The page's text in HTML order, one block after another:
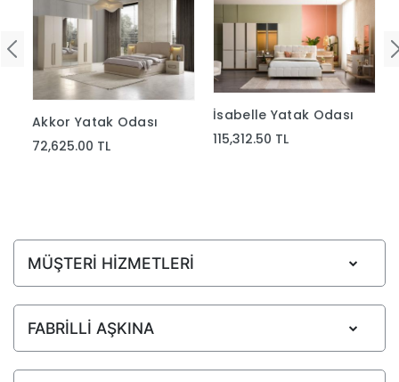
Akkor Yatak Odası
72,625.00 TL
İsabelle Yatak Odası
115,312.50 TL
MÜŞTERİ HİZMETLERİ
FABRİLLİ AŞKINA